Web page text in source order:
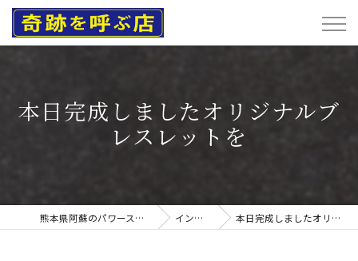
本日完成しましたオリジナルブ
レスレットを
熊本県阿蘇のパワーストーンなら奇跡を呼ぶ店 インスタグラム 本日完成しましたオリジナルブレスレットを